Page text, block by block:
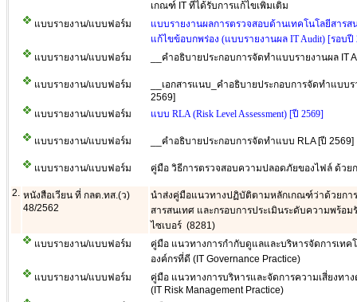
เกณฑ์ IT ที่ได้รับการแก้ไขเพิ่มเติม
แบบรายงาน/แบบฟอร์ม
แบบรายงานผลการตรวจสอบด้านเทคโนโลยีสารส
แก้ไขข้อบกพร่อง (แบบรายงานผล IT Audit) [รอบปี
แบบรายงาน/แบบฟอร์ม
__คำอธิบายประกอบการจัดทำแบบรายงานผล IT
แบบรายงาน/แบบฟอร์ม
__เอกสารแนบ_คำอธิบายประกอบการจัดทำแบบ
2569]
แบบรายงาน/แบบฟอร์ม
แบบ RLA (Risk Level Assessment) [ปี 2569]
แบบรายงาน/แบบฟอร์ม __คำอธิบายประกอบการจัดทำแบบ RLA [ปี 2569]
แบบรายงาน/แบบฟอร์ม คู่มือ วิธีการตรวจสอบความปลอดภัยของไฟล์ ด้วย
2. หนังสือเวียน ที่ กลต.ทส.(ว)
48/2562
นำส่งคู่มือแนวทางปฏิบัติตามหลักเกณฑ์ว่าด้วยกา
สารสนเทศ และกรอบการประเมินระดับความพร้อ
ไซเบอร์ (8281)
แบบรายงาน/แบบฟอร์ม
คู่มือ แนวทางการกำกับดูแลและบริหารจัดการเทค
องค์กรที่ดี (IT Governance Practice)
แบบรายงาน/แบบฟอร์ม
คู่มือ แนวทางการบริหารและจัดการความเสี่ยงทา
(IT Risk Management Practice)